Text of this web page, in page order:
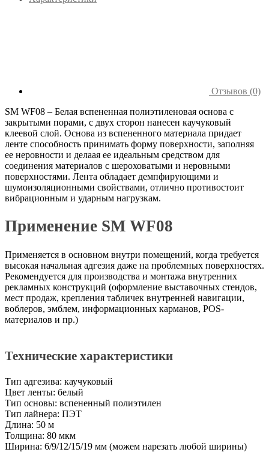
Отзывов (0)
SM WF08 – Белая вспененная полиэтиленовая основа с
закрытыми порами, с двух сторон нанесен каучуковый
клеевой слой. Основа из вспененного материала придает
ленте способность принимать форму поверхности, заполняя
ее неровности и делаая ее идеальным средством для
соединения материалов с шероховатыми и неровными
поверхностями. Лента обладает демпфирующими и
шумоизоляционными свойствами, отлично противостоит
вибрационным и ударным нагрузкам.
Применение SM WF08
Применяется в основном внутри помещений, когда требуется
высокая начальная адгезия даже на проблемных поверхностях.
Рекомендуется для производства и монтажа внутренних
рекламных конструкций (оформление выставочных стендов,
мест продаж, крепления табличек внутренней навигации,
воблеров, эмблем, информационных карманов, POS-
материалов и пр.)
Технические характеристики
Тип адгезива: каучуковый
Цвет ленты: белый
Тип основы: вспененный полиэтилен
Тип лайнера: ПЭТ
Длина: 50 м
Толщина: 80 мкм
Ширина: 6/9/12/15/19 мм (можем нарезать любой ширины)